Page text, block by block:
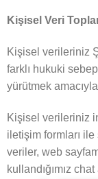
Kişisel Veri
Kişisel verileriniz
farklı hukuki
yürütmek
Kişisel verileriniz
iletişim formları
veriler, web
kullandığımız